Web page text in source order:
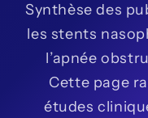
Synthèse des
les stents
l’apnée
Cette page
études